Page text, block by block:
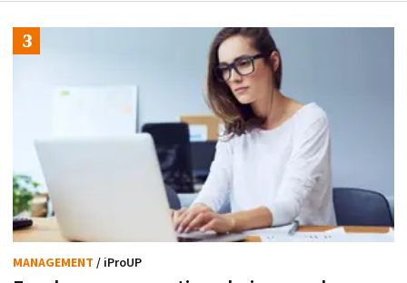
MANAGEMENT / iProUP